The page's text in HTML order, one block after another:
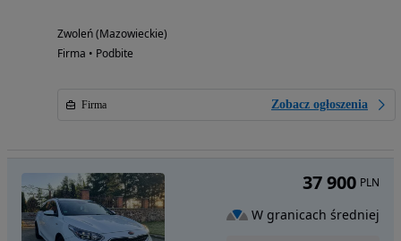
Zwoleń (Mazowieckie)
Firma • Podbite
Firma Zobacz ogłoszenia
37 900 PLN
W granicach średniej